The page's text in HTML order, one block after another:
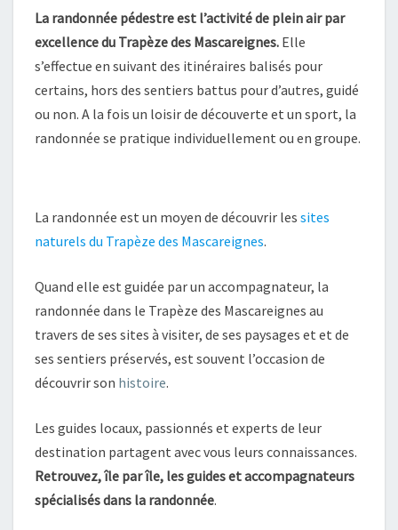
La randonnée pédestre est l’activité de plein air par
excellence du Trapèze des Mascareignes. Elle
s’effectue en suivant des itinéraires balisés pour
certains, hors des sentiers battus pour d’autres, guidé
ou non. A la fois un loisir de découverte et un sport, la
randonnée se pratique individuellement ou en groupe.
La randonnée est un moyen de découvrir les sites
naturels du Trapèze des Mascareignes.
Quand elle est guidée par un accompagnateur, la
randonnée dans le Trapèze des Mascareignes au
travers de ses sites à visiter, de ses paysages et et de
ses sentiers préservés, est souvent l’occasion de
découvrir son histoire.
Les guides locaux, passionnés et experts de leur
destination partagent avec vous leurs connaissances.
Retrouvez, île par île, les guides et accompagnateurs
spécialisés dans la randonnée.